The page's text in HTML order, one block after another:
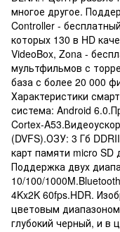
многое другое.
Controller -
которых 130 в HD
VideoBox, Zona -
мультфильмов с
база с более 20 000
Характеристики
система: Android
Cortex-
(DVFS).ОЗУ: 3 Гб
карт памяти micro SD
Поддержка двух
10/100/
4Kx2K 60fps.HDR.
цветовым
глубокий черный, и в